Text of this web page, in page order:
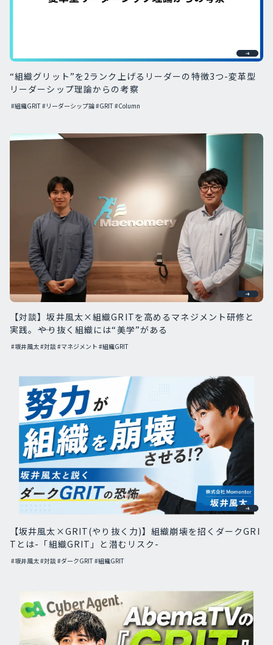
“組織グリット”を2ランク上げるリーダーの特徴3つ-変革型
リーダーシップ理論からの考察
#組織GRIT#リーダーシップ論#GRIT#Column
【対談】坂井風太×組織GRITを高めるマネジメント研修と
実践。――やり抜く組織には“美学”がある
#坂井風太#対談 #マネジメント #組織GRIT
【坂井風太×GRIT(やり抜く力)】組織崩壊を招くダークGRI
Tとは-「組織GRIT」と潜むリスク-
#坂井風太#対談 #ダークGRIT#組織GRIT